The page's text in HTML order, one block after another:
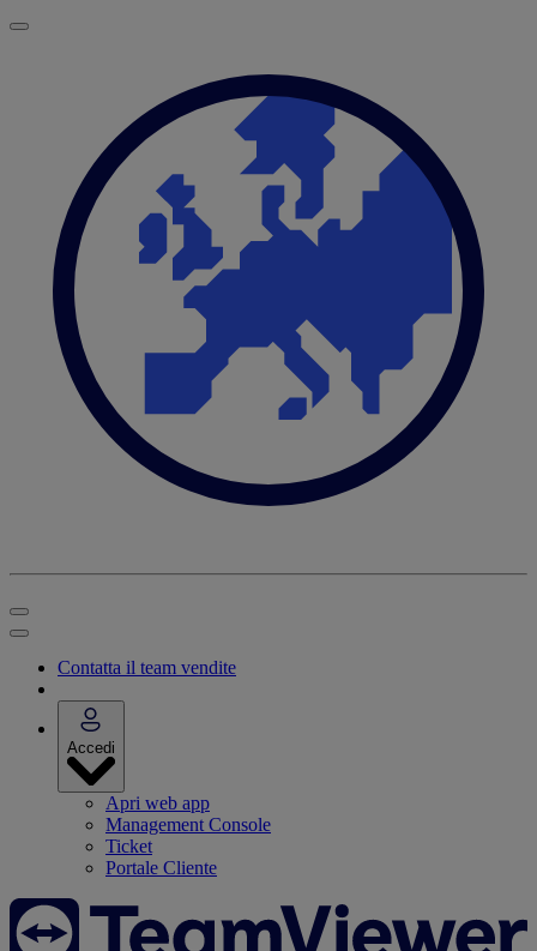
Contatta il team vendite
Accedi
Apri web app
Management Console
Ticket
Portale Cliente